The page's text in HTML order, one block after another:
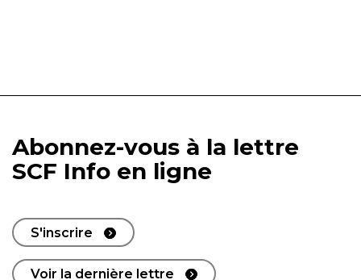
Abonnez-vous à la lettre
SCF Info en ligne
S'inscrire
Voir la dernière lettre